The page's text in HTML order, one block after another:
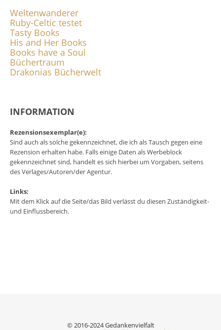
Weltenwanderer
Ruby-Celtic testet
Tasty Books
His and Her Books
Books have a Soul
Büchertraum
Drakonias Bücherwelt
INFORMATION
Rezensionsexemplar(e):
Sind auch als solche gekennzeichnet, die ich als Tausch gegen eine
Rezension erhalten habe. Falls einige Daten als Werbeblock
gekennzeichnet sind, handelt es sich hierbei um Vorgaben, seitens
des Verlages/Autoren/der Agentur.
Links:
Mit dem Klick auf die Seite/das Bild verlässt du diesen Zuständigkeit-
und Einflussbereich.
© 2016-2024 Gedankenvielfalt